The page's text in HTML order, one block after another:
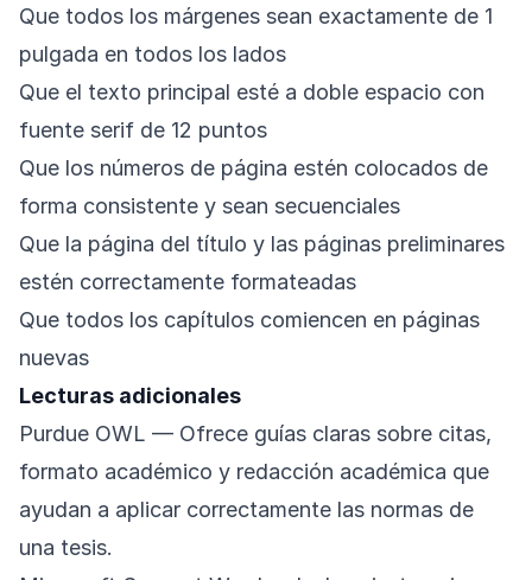
Que todos los márgenes sean exactamente de 1
pulgada en todos los lados
Que el texto principal esté a doble espacio con
fuente serif de 12 puntos
Que los números de página estén colocados de
forma consistente y sean secuenciales
Que la página del título y las páginas preliminares
estén correctamente formateadas
Que todos los capítulos comiencen en páginas
nuevas
Lecturas adicionales
Purdue OWL — Ofrece guías claras sobre citas,
formato académico y redacción académica que
ayudan a aplicar correctamente las normas de
una tesis.